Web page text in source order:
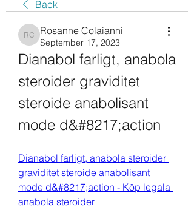
Back
Rosanne Colaianni
Rosanne Colaianni
September 17, 2023
Dianabol farligt, anabola
steroider graviditet
steroide anabolisant
mode d&#8217;action
Dianabol farligt, anabola steroider
graviditet steroide anabolisant
mode d&#8217;action - Köp legala
anabola steroider